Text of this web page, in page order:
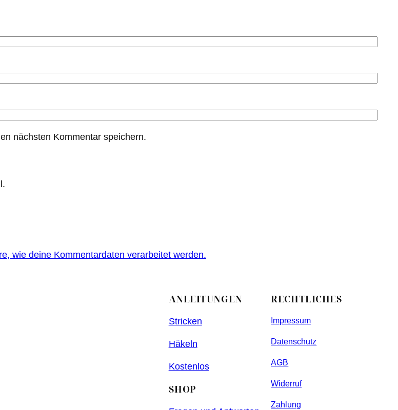
nächsten Kommentar speichern.
wie deine Kommentardaten verarbeitet werden.
ANLEITUNGEN
Stricken
Häkeln
Kostenlos
SHOP
RECHTLICHES
Impressum
Datenschutz
AGB
Widerruf
Zahlung